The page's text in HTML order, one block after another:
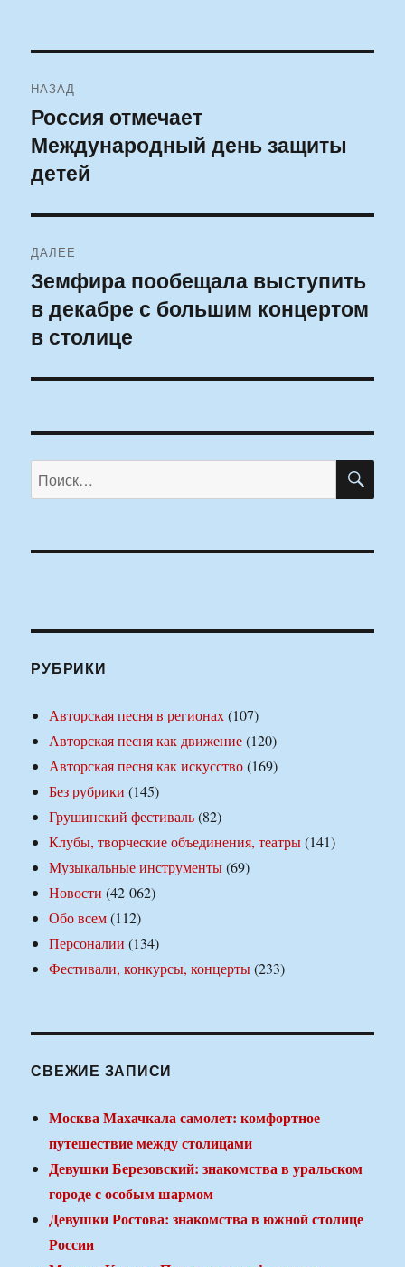
по
записям
НАЗАД
Предыдущая
запись:
Россия отмечает
Международный день защиты
детей
ДАЛЕЕ
Следующая
запись:
Земфира пообещала выступить
в декабре с большим концертом
в столице
Искать:
РУБРИКИ
Авторская песня в регионах(107)
Авторская песня как движение(120)
Авторская песня как искусство(169)
Без рубрики (145)
Грушинский фестиваль(82)
Клубы, творческие объединения, театры(141)
Музыкальные инструменты(69)
Новости (42 062)
Обо всем(112)
Персоналии (134)
Фестивали, конкурсы, концерты(233)
СВЕЖИЕ ЗАПИСИ
Москва Махачкала самолет: комфортное
путешествие между столицами
Девушки Березовский: знакомства в уральском
городе с особым шармом
Девушки Ростова: знакомства в южной столице
России